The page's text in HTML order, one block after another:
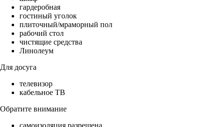
гардеробная
гостиный уголок
плиточный/мраморный пол
рабочий стол
чистящие средства
Линолеум
Для досуга
телевизор
кабельное ТВ
Обратите внимание
самоизоляция разрешена